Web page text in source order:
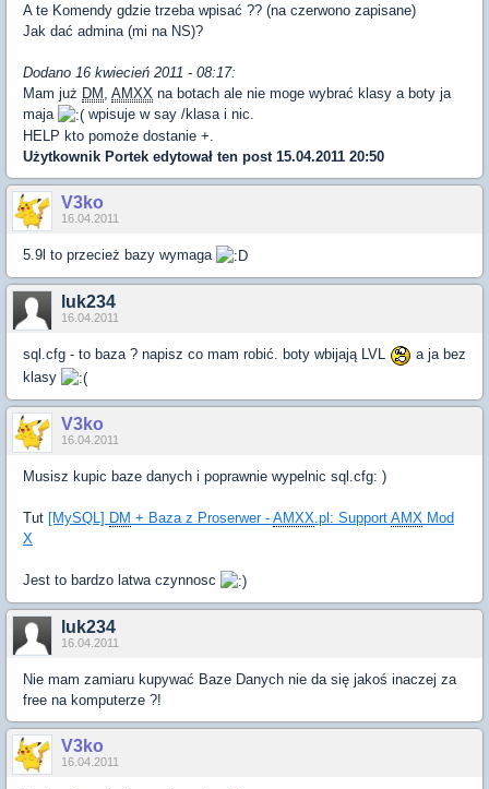
A te Komendy gdzie trzeba wpisać ?? (na czerwono zapisane)
Jak dać admina (mi na NS)?
Dodano 16 kwiecień 2011 - 08:17:
Mam już DM , AMXX na botach ale nie moge wybrać klasy a boty ja
maja
wpisuje w say /klasa i nic.
HELP kto pomoże dostanie +.
Użytkownik Portek edytował ten post 15.04.2011 20:50
V3ko
16.04.2011
5.9l to przecież bazy wymaga
luk234
16.04.2011
sql.cfg - to baza ? napisz co mam robić. boty wbijają LVL
a ja bez
klasy
V3ko
16.04.2011
Musisz kupic baze danych i poprawnie wypelnic sql.cfg: )
Tut [MySQL] DM + Baza z Proserwer - AMXX.pl: Support AMX Mod
X
Jest to bardzo latwa czynnosc
luk234
16.04.2011
Nie mam zamiaru kupywać Baze Danych nie da się jakoś inaczej za
free na komputerze ?!
V3ko
16.04.2011